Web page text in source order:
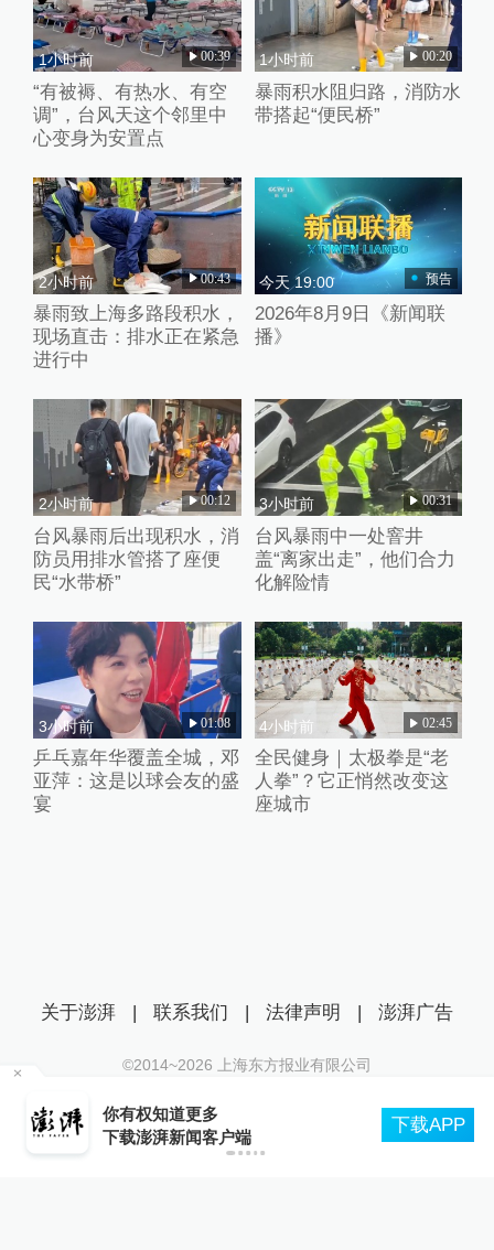
1小时前 00:39
“有被褥、有热水、有空
调”，台风天这个邻里中
心变身为安置点
1小时前 00:20
暴雨积水阻归路，消防水
带搭起“便民桥”
2小时前 00:43
暴雨致上海多路段积水，
现场直击：排水正在紧急
进行中
今天 19:00 预告
2026年8月9日《新闻联
播》
2小时前 00:12
台风暴雨后出现积水，消
防员用排水管搭了座便
民“水带桥”
3小时前 00:31
台风暴雨中一处窨井
盖“离家出走”，他们合力
化解险情
3小时前 01:08
乒乓嘉年华覆盖全城，邓
亚萍：这是以球会友的盛
宴
4小时前 02:45
全民健身｜太极拳是“老
人拳”？它正悄然改变这
座城市
你有权知道更多
下载澎湃新闻客户端
下载APP
关于澎湃 | 联系我们 | 法律声明 | 澎湃广告
©2014~2026 上海东方报业有限公司
互联网新闻信息服务许可证：31120170006
沪公网安备 31010602000299号